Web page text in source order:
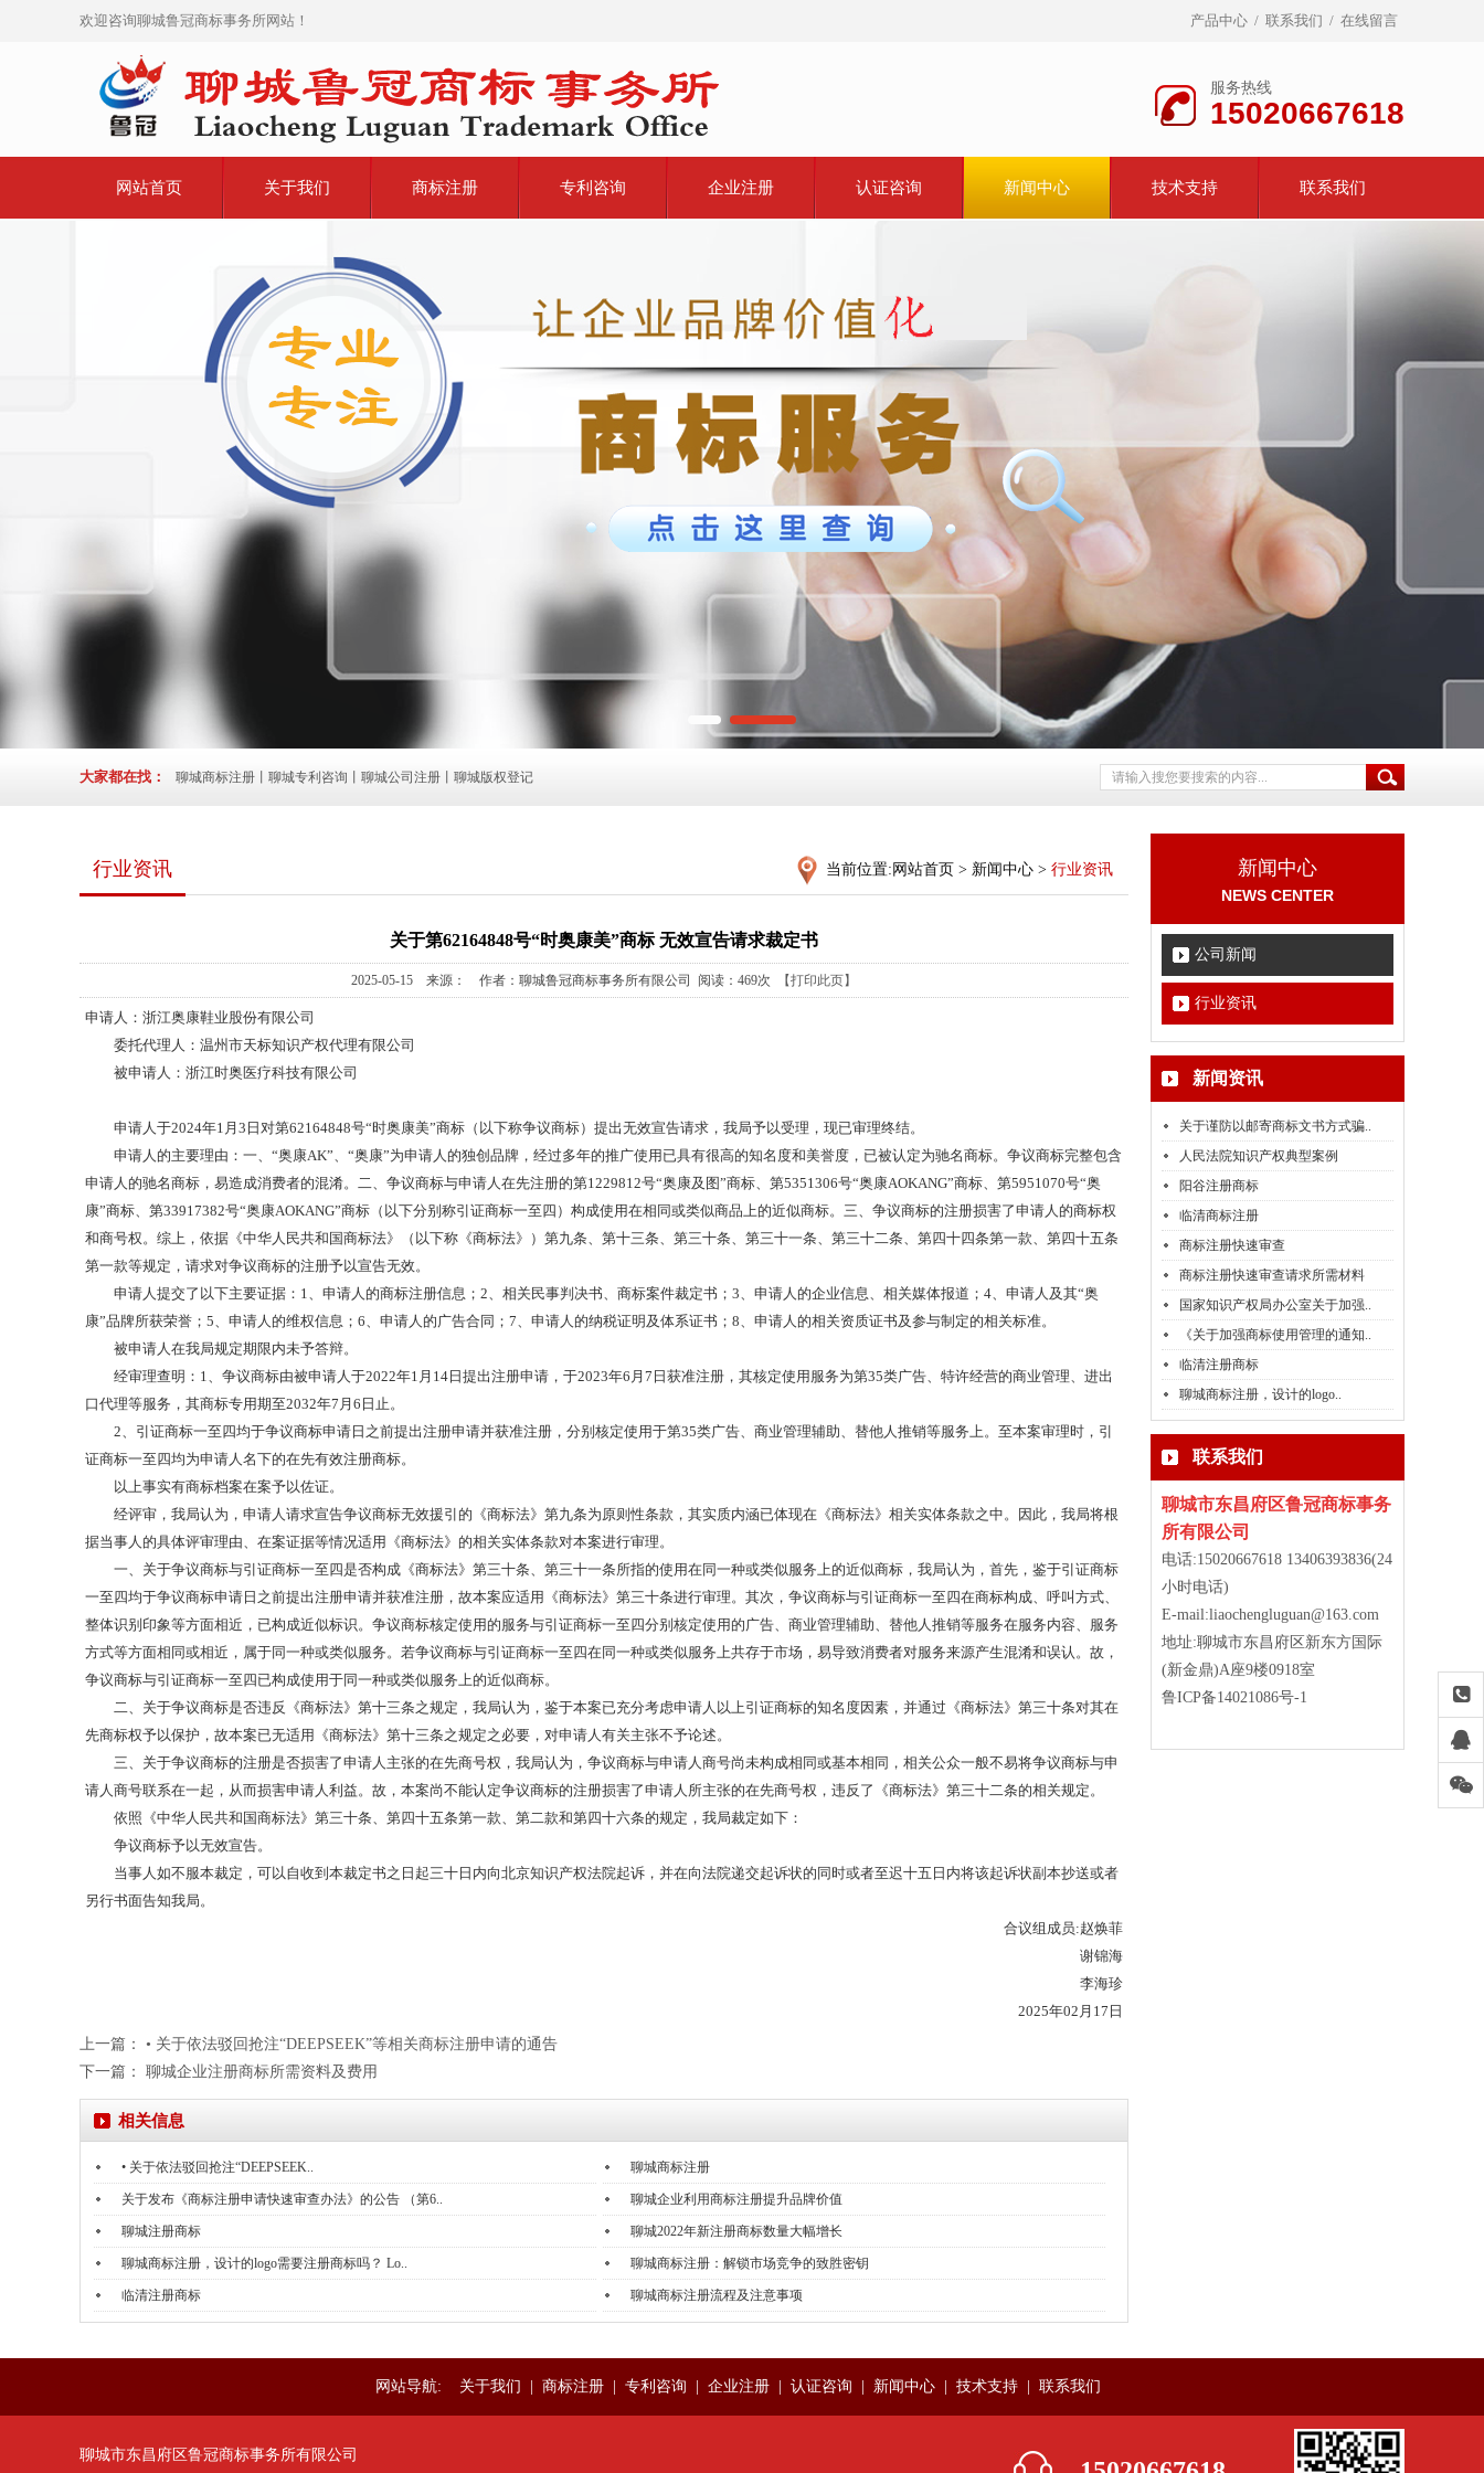
欢迎咨询聊城鲁冠商标事务所网站！ 产品中心 / 联系我们 / 在线留言
服务热线
15020667618
网站首页 关于我们 商标注册 专利咨询 企业注册 认证咨询 新闻中心 技术支持 联系我们
大家都在找： 聊城商标注册丨聊城专利咨询丨聊城公司注册丨聊城版权登记
新闻中心
NEWS CENTER
公司新闻
行业资讯
新闻资讯
关于谨防以邮寄商标文书方式骗..
人民法院知识产权典型案例
阳谷注册商标
临清商标注册
商标注册快速审查
商标注册快速审查请求所需材料
国家知识产权局办公室关于加强..
《关于加强商标使用管理的通知..
临清注册商标
聊城商标注册，设计的logo..
联系我们
聊城市东昌府区鲁冠商标事务
所有限公司
电话:15020667618 13406393836(24
小时电话)
E-mail:liaochengluguan@163.com
地址:聊城市东昌府区新东方国际
(新金鼎)A座9楼0918室
鲁ICP备14021086号-1
行业资讯 当前位置: 网站首页 > 新闻中心 > 行业资讯
关于第62164848号“时奥康美”商标 无效宣告请求裁定书
2025-05-15 来源： 作者：聊城鲁冠商标事务所有限公司 阅读： 469次 【打印此页】
申请人：浙江奥康鞋业股份有限公司
委托代理人：温州市天标知识产权代理有限公司
被申请人：浙江时奥医疗科技有限公司
申请人于2024年1 月 3 日对第62164848号“时奥康美”商标（以下称争议商标）提出无效宣告请求，我局予以受理，现已审理终结。
申请人的主要理由：一、“奥康AK”、“奥康”为申请人的独创品牌，经过多年的推广使用已具有很高的知名度和美誉度，已被认定为驰名商标。争议商标完整包含
申请人的驰名商标，易造成消费者的混淆。二、争议商标与申请人在先注册的第1229812号“奥康及图”商标、第5351306号“奥康AOKANG”商标、第5951070号“奥
康”商标、第33917382号“奥康AOKANG”商标（以下分别称引证商标一至四）构成使用在相同或类似商品上的近似商标。三、争议商标的注册损害了申请人的商标权
和商号权。综上，依据《中华人民共和国商标法》（以下称《商标法》）第九条、第十三条、第三十条、第三十一条、第三十二条、第四十四条第一款、第四十五条
第一款等规定，请求对争议商标的注册予以宣告无效。
申请人提交了以下主要证据： 1、申请人的商标注册信息； 2、相关民事判决书、商标案件裁定书； 3、申请人的企业信息、相关媒体报道； 4、申请人及其“奥
康”品牌所获荣誉； 5、申请人的维权信息； 6、申请人的广告合同； 7、申请人的纳税证明及体系证书； 8、申请人的相关资质证书及参与制定的相关标准。
被申请人在我局规定期限内未予答辩。
经审理查明： 1、争议商标由被申请人于2022年1 月 14 日提出注册申请，于2023年6 月 7 日获准注册，其核定使用服务为第35类广告、特许经营的商业管理、进出
口代理等服务，其商标专用期至2032年7 月 6 日止。
2、引证商标一至四均于争议商标申请日之前提出注册申请并获准注册，分别核定使用于第35类广告、商业管理辅助、替他人推销等服务上。至本案审理时，引
证商标一至四均为申请人名下的在先有效注册商标。
以上事实有商标档案在案予以佐证。
经评审，我局认为，申请人请求宣告争议商标无效援引的《商标法》第九条为原则性条款，其实质内涵已体现在《商标法》相关实体条款之中。因此，我局将根
据当事人的具体评审理由、在案证据等情况适用《商标法》的相关实体条款对本案进行审理。
一、关于争议商标与引证商标一至四是否构成《商标法》第三十条、第三十一条所指的使用在同一种或类似服务上的近似商标，我局认为，首先，鉴于引证商标
一至四均于争议商标申请日之前提出注册申请并获准注册，故本案应适用《商标法》第三十条进行审理。其次，争议商标与引证商标一至四在商标构成、呼叫方式、
整体识别印象等方面相近，已构成近似标识。争议商标核定使用的服务与引证商标一至四分别核定使用的广告、商业管理辅助、替他人推销等服务在服务内容、服务
方式等方面相同或相近，属于同一种或类似服务。若争议商标与引证商标一至四在同一种或类似服务上共存于市场，易导致消费者对服务来源产生混淆和误认。故，
争议商标与引证商标一至四已构成使用于同一种或类似服务上的近似商标。
二、关于争议商标是否违反《商标法》第十三条之规定，我局认为，鉴于本案已充分考虑申请人以上引证商标的知名度因素，并通过《商标法》第三十条对其在
先商标权予以保护，故本案已无适用《商标法》第十三条之规定之必要，对申请人有关主张不予论述。
三、关于争议商标的注册是否损害了申请人主张的在先商号权，我局认为，争议商标与申请人商号尚未构成相同或基本相同，相关公众一般不易将争议商标与申
请人商号联系在一起，从而损害申请人利益。故，本案尚不能认定争议商标的注册损害了申请人所主张的在先商号权，违反了《商标法》第三十二条的相关规定。
依照《中华人民共和国商标法》第三十条、第四十五条第一款、第二款和第四十六条的规定，我局裁定如下：
争议商标予以无效宣告。
当事人如不服本裁定，可以自收到本裁定书之日起三十日内向北京知识产权法院起诉，并在向法院递交起诉状的同时或者至迟十五日内将该起诉状副本抄送或者
另行书面告知我局。
合议组成员:赵焕菲
谢锦海
李海珍
2025年02 月 17 日
上一篇： • 关于依法驳回抢注“DEEPSEEK”等相关商标注册申请的通告
下一篇： 聊城企业注册商标所需资料及费用
相关信息
• 关于依法驳回抢注“DEEPSEEK.. 聊城商标注册
关于发布《商标注册申请快速审查办法》的公告 （第6.. 聊城企业利用商标注册提升品牌价值
聊城注册商标 聊城2022年新注册商标数量大幅增长
聊城商标注册，设计的logo需要注册商标吗？ Lo.. 聊城商标注册：解锁市场竞争的致胜密钥
临清注册商标 聊城商标注册流程及注意事项
网站导航: 关于我们 商标注册 专利咨询 企业注册 认证咨询 新闻中心 技术支持 联系我们
聊城市东昌府区鲁冠商标事务所有限公司